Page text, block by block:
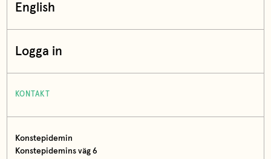
English
Logga in
KONTAKT
Konstepidemin
Konstepidemins väg 6